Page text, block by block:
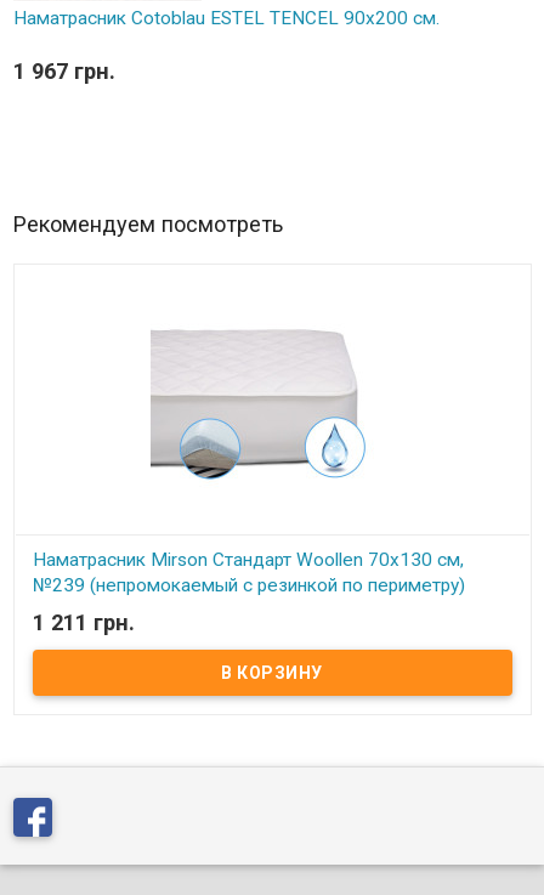
Наматрасник Cotoblau ESTEL TENCEL 90х200 см.
1 967 грн.
Рекомендуем посмотреть
Наматрасник Mirson Стандарт Woollen 70x130 см,
№239 (непромокаемый с резинкой по периметру)
В наличии
Наматрасник Mirson Стандарт Woollen 70x130 см, №239
(непромокаемый с резинкой по периметру) Размер: 70x130 см.
Чехол: Итальянский Микросатин (стеганный). Наполнитель: 70%
Waterproof непромокаемый: Серия STANDARD Waterproof,
и при этом обладает оптимальным соотношением цены/
качества, а по многим параметрам не уступает более дорогим
наматрасникам из других серий. Непромокаемые наматрасники
данной серии STANDARD Waterproof обеспечат полную защиту
появления пятен и других загрязнений. Ткань итальянский
1 211 грн.